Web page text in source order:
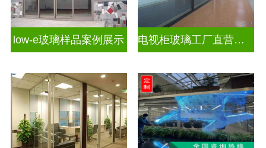
low-e玻璃样品案例展示 电视柜玻璃工厂直营生产